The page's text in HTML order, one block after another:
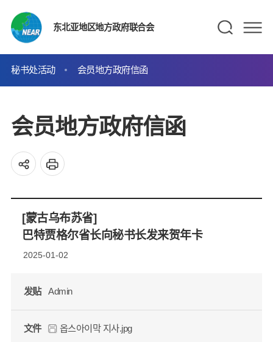
东北亚地区地方政府联合会
秘书处活动 会员地方政府信函
会员地方政府信函
[蒙古乌布苏省]
巴特贾格尔省长向秘书长发来贺年卡
2025-01-02
发贴 Admin
文件 옵스아이막 지사.jpg